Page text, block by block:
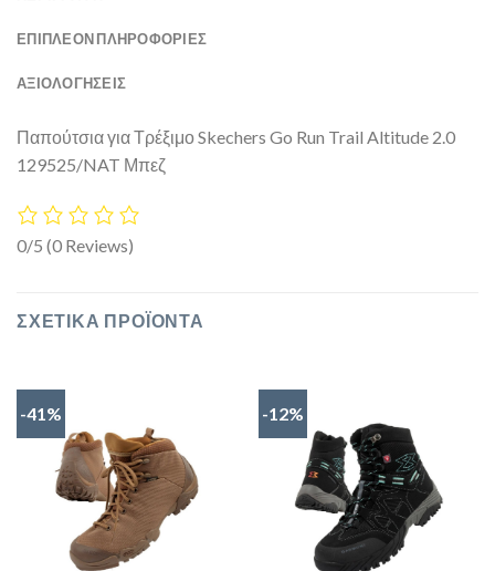
ΕΠΙΠΛΈΟΝ ΠΛΗΡΟΦΟΡΊΕΣ
ΑΞΙΟΛΟΓΗΣΕΙΣ
Παπούτσια για Τρέξιμο Skechers Go Run Trail Altitude 2.0
129525/NAT Μπεζ
0/5 (0 Reviews)
ΣΧΕΤΙΚΆ ΠΡΟΪΌΝΤΑ
-41% -12%